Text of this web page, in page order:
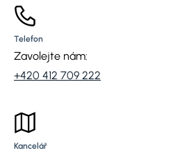
Telefon
Zavolejte nám:
+420 412 709 222
Kancelář